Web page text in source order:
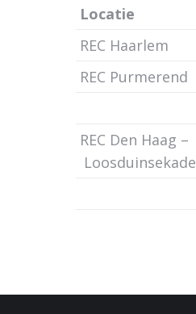
Locatie
REC Haarlem
REC Purmerend
REC Den Haag –
Loosduinsekade